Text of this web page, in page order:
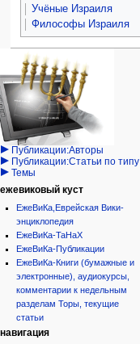
Учёные Израиля
Философы Израиля
Навигация
персональные инструменты
войти
запрос
учётной
записи
категории
Израиль:Страна и
государство
Иудаизм
Народ
Проекты
Проекты/Участники/
дополнения
Публикации:Авторы
Публикации:Статьи по типу
Темы
ежевиковый куст
ЕжеВиКа,Еврейская Вики-
энциклопедия
ЕжеВиКа-ТаНаХ
ЕжеВиКа-Публикации
ЕжеВиКа-Книги (бумажные и
электронные), аудиокурсы,
комментарии к недельным
разделам Торы, текущие
статьи
навигация